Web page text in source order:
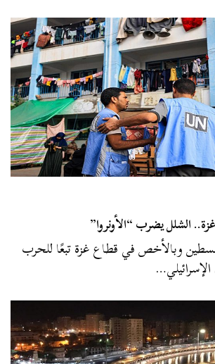
الشلل يضرب “الأونروا”
وبالأخص في قطاع غزة تبعًا للحرب